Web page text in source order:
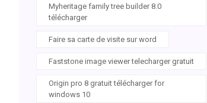
Myheritage family tree builder 8.0
télécharger
Faire sa carte de visite sur word
Faststone image viewer telecharger gratuit
Origin pro 8 gratuit télécharger for
windows 10